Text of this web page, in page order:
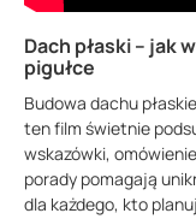
Dach płaski – jak
pigułce
Budowa dachu
ten film świetnie
wskazówki,
porady pomagają
dla każdego, kto